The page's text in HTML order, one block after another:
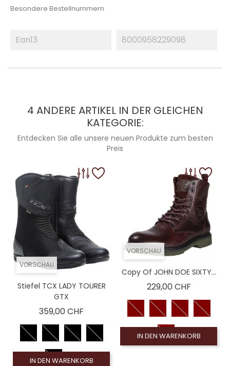
Besondere Bestellnummern
Ean13 8000958229098
4 ANDERE ARTIKEL IN DER GLEICHEN
KATEGORIE:
Entdecken Sie alle unsere neuen Produkte zum besten
Preis
VORSCHAU
Stiefel TCX LADY TOURER
GTX
359,00 CHF
IN DEN WARENKORB
VORSCHAU
Copy Of JOHN DOE SIXTY...
229,00 CHFPreis
IN DEN WARENKORB